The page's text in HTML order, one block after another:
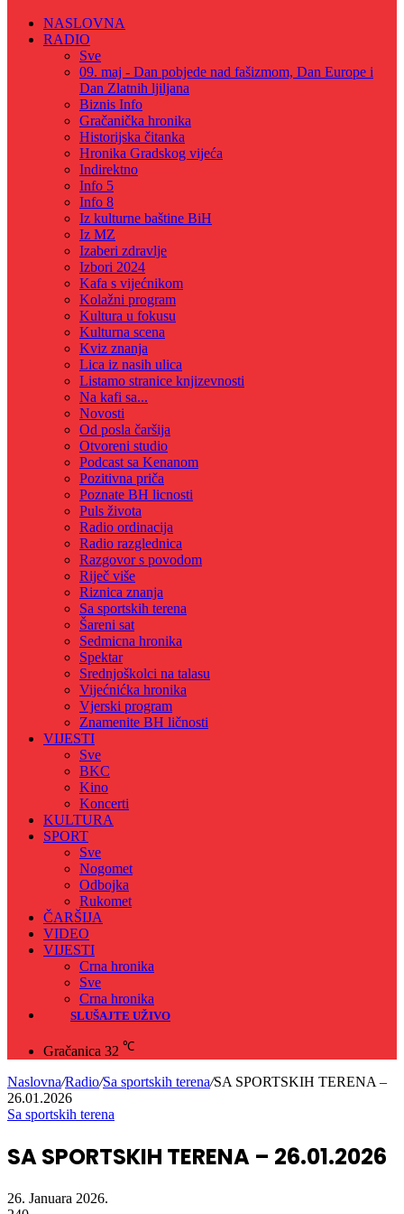
NASLOVNA
RADIO
Sve
09. maj - Dan pobjede nad fašizmom, Dan Europe i
Dan Zlatnih ljiljana
Biznis Info
Gračanička hronika
Historijska čitanka
Hronika Gradskog vijeća
Indirektno
Info 5
Info 8
Iz kulturne baštine BiH
Iz MZ
Izaberi zdravlje
Izbori 2024
Kafa s vijećnikom
Kolažni program
Kultura u fokusu
Kulturna scena
Kviz znanja
Lica iz nasih ulica
Listamo stranice knjizevnosti
Na kafi sa...
Novosti
Od posla čaršija
Otvoreni studio
Podcast sa Kenanom
Pozitivna priča
Poznate BH licnosti
Puls života
Radio ordinacija
Radio razglednica
Razgovor s povodom
Riječ više
Riznica znanja
Sa sportskih terena
Šareni sat
Sedmicna hronika
Spektar
Srednjoškolci na talasu
Vijećnićka hronika
Vjerski program
Znamenite BH ličnosti
VIJESTI
Sve
BKC
Kino
Koncerti
KULTURA
SPORT
Sve
Nogomet
Odbojka
Rukomet
ČARŠIJA
VIDEO
VIJESTI
Crna hronika
Sve
Crna hronika
SLUŠAJTE UŽIVO
Gračanica 32 ℃
Naslovna/Radio/Sa sportskih terena/SA SPORTSKIH TERENA –
26.01.2026
Sa sportskih terena
SA SPORTSKIH TERENA – 26.01.2026
26. Januara 2026.